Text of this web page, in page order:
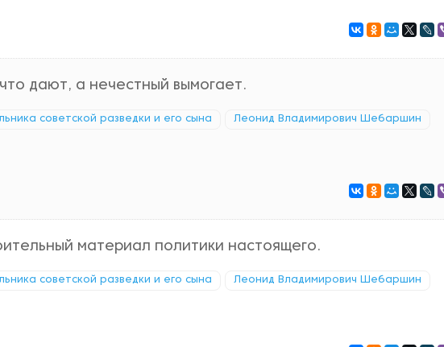
дают, а нечестный вымогает.
советской разведки и его сына Леонид Владимирович Шебаршин
материал политики настоящего.
советской разведки и его сына Леонид Владимирович Шебаршин